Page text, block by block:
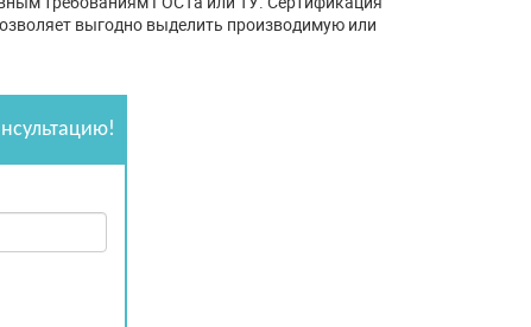
выгодно выделить производимую или